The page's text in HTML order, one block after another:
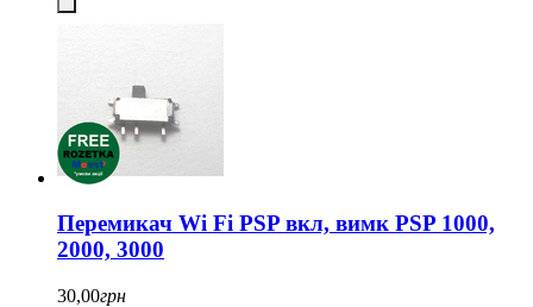
Перемикач Wi Fi PSP вкл, вимк PSP 1000,
2000, 3000
30,00грн